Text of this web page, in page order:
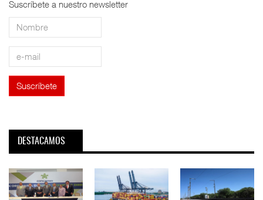
Suscríbete a nuestro newsletter
DESTACAMOS